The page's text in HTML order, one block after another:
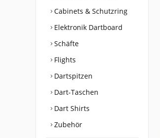
Cabinets & Schutzring
Elektronik Dartboard
Schäfte
Flights
Dartspitzen
Dart-Taschen
Dart Shirts
Zubehör